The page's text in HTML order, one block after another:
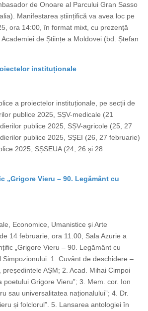
de Onoare al Parcului Gran Sasso
Manifestarea științifică va avea loc pe
ora 14:00, în format mixt, cu prezență
de Științe a Moldovei (bd. Ștefan
instituționale
a proiectelor instituționale, pe secții de
publice 2025, SȘV-medicale (21
publice 2025, SȘV-agricole (25, 27
publice 2025, SȘEI (26, 27 februarie)
2025, SȘSEUA (24, 26 și 28
„Grigore Vieru – 90. Legământ cu
Economice, Umanistice și Arte
14 februarie, ora 11.00, Sala Azurie a
„Grigore Vieru – 90. Legământ cu
Simpozionului: 1. Cuvânt de deschidere –
AȘM; 2. Acad. Mihai Cimpoi
poetului Grigore Vieru”; 3. Mem. cor. Ion
sau universalitatea naționalului”; 4. Dr.
și folclorul”. 5. Lansarea antologiei în